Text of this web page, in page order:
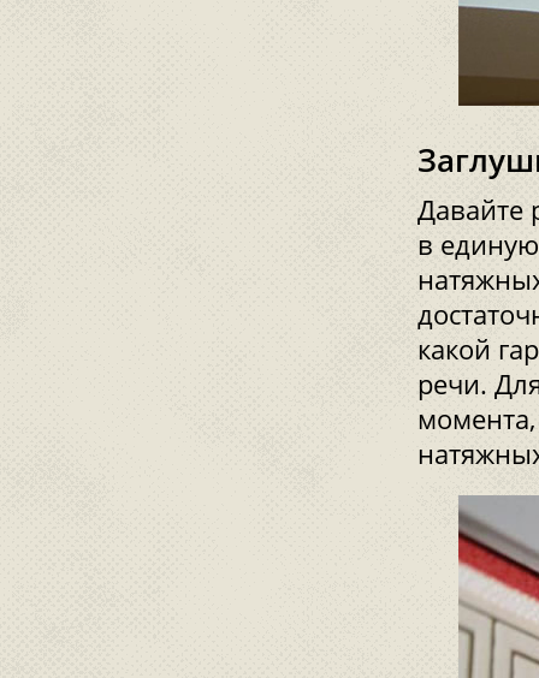
Давайте
в
какой
речи.